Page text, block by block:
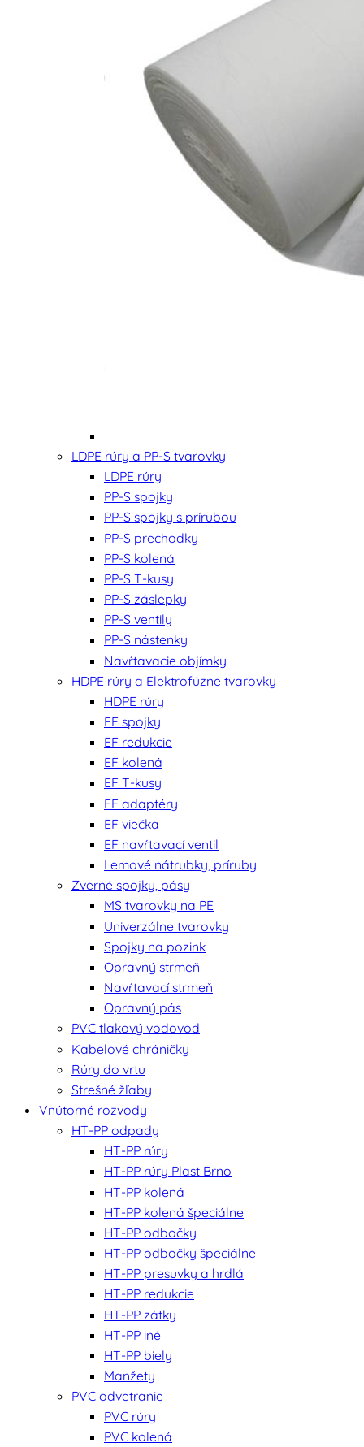
LDPE rúry a PP-S tvarovky
LDPE rúry
PP-S spojky
PP-S spojky s prírubou
PP-S prechodky
PP-S kolená
PP-S T-kusy
PP-S záslepky
PP-S ventily
PP-S nástenky
Navŕtavacie objímky
HDPE rúry a Elektrofúzne tvarovky
HDPE rúry
EF spojky
EF redukcie
EF kolená
EF T-kusy
EF adaptéry
EF viečka
EF navŕtavací ventil
Lemové nátrubky, príruby
Zverné spojky, pásy
MS tvarovky na PE
Univerzálne tvarovky
Spojky na pozink
Opravný strmeň
Navŕtavací strmeň
Opravný pás
PVC tlakový vodovod
Kabelové chráničky
Rúry do vrtu
Strešné žľaby
Vnútorné rozvody
HT-PP odpady
HT-PP rúry
HT-PP rúry Plast Brno
HT-PP kolená
HT-PP kolená špeciálne
HT-PP odbočky
HT-PP odbočky špeciálne
HT-PP presuvky a hrdlá
HT-PP redukcie
HT-PP zátky
HT-PP iné
HT-PP biely
Manžety
PVC odvetranie
PVC rúry
PVC kolená